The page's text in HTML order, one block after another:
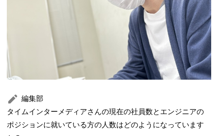
編集部
タイムインターメディアさんの現在の社員数とエンジニアの
ポジションに就いている方の人数はどのようになっています